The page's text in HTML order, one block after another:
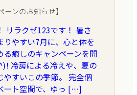
ーンのお知らせ】
リラクゼ123です！ 暑さ
りやすい7月に、心と体を
る癒しのキャンペーンを開
冷房による冷えや、夏の
やすいこの季節。 完全個
ート空間で、ゆっ […]